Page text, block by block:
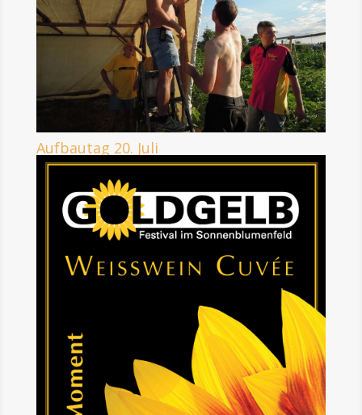
Aufbautag 20. Juli